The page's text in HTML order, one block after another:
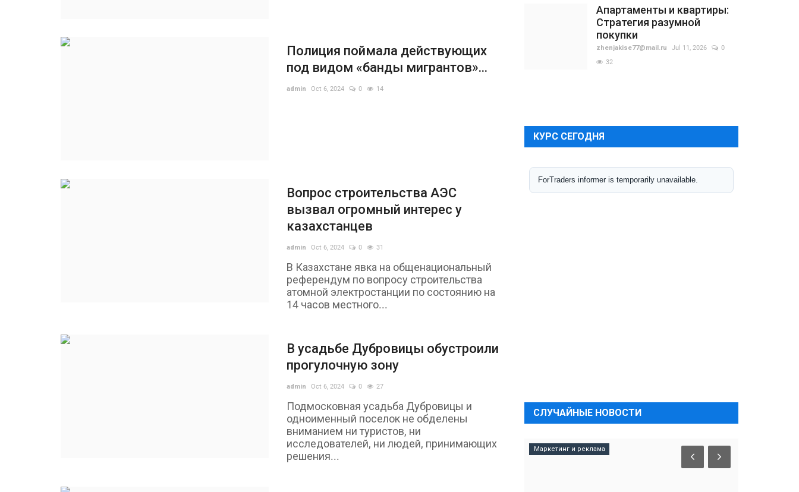
Полиция поймала действующих
под видом «банды мигрантов»...
admin Oct 6, 2024 0 14
Вопрос строительства АЭС
вызвал огромный интерес у
казахстанцев
admin Oct 6, 2024 0 31
В Казахстане явка на общенациональный
референдум по вопросу строительства
атомной электростанции по состоянию на
14 часов местного...
В усадьбе Дубровицы обустроили
прогулочную зону
admin Oct 6, 2024 0 27
Подмосковная усадьба Дубровицы и
одноименный поселок не обделены
вниманием ни туристов, ни
исследователей, ни людей, принимающих
решения...
Апартаменты и квартиры:
Стратегия разумной
покупки
zhenjakise77@mail.ru Jul 11, 2026
0
32
КУРС СЕГОДНЯ
СЛУЧАЙНЫЕ НОВОСТИ
Маркетинг и реклама